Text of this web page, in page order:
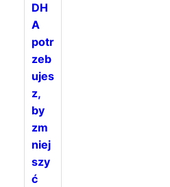
DH
A
potr
zeb
ujes
z,
by
zm
niej
szy
ć